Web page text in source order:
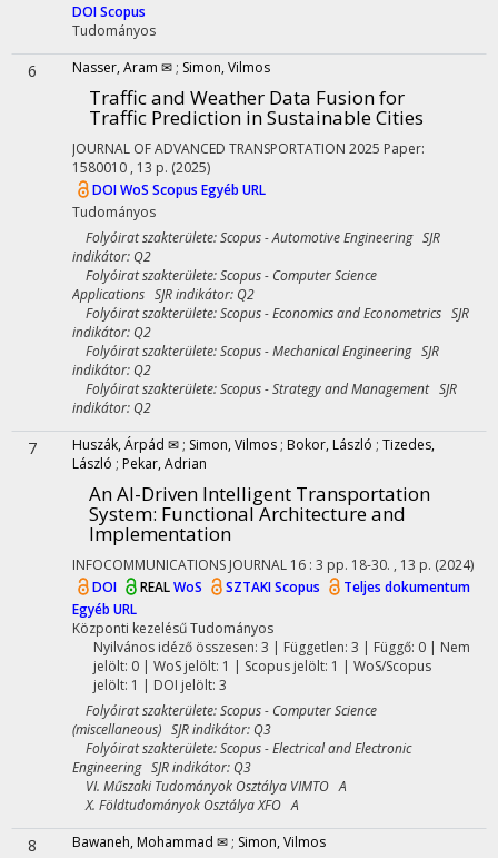
DOIScopus
Tudományos
6 Nasser, Aram ✉ ; Simon, Vilmos
Traffic and Weather Data Fusion for
Traffic Prediction in Sustainable Cities
JOURNAL OF ADVANCED TRANSPORTATION 2025 Paper:
1580010 , 13 p. (2025)
DOIWoS Scopus Egyéb URL
Tudományos
Folyóirat szakterülete: Scopus - Automotive Engineering SJR
indikátor: Q2
Folyóirat szakterülete: Scopus - Computer Science
Applications SJR indikátor: Q2
Folyóirat szakterülete: Scopus - Economics and Econometrics SJR
indikátor: Q2
Folyóirat szakterülete: Scopus - Mechanical Engineering SJR
indikátor: Q2
Folyóirat szakterülete: Scopus - Strategy and Management SJR
indikátor: Q2
7 Huszák, Árpád ✉ ; Simon, Vilmos ; Bokor, László ; Tizedes,
László ; Pekar, Adrian
An AI-Driven Intelligent Transportation
System: Functional Architecture and
Implementation
INFOCOMMUNICATIONS JOURNAL 16 : 3 pp. 18-30. , 13 p. (2024)
DOI
REALWoS SZTAKIScopus
Teljes dokumentum
Egyéb URL
Központi kezelésűTudományos
Nyilvános idéző összesen: 3 | Független: 3 | Függő: 0 | Nem
jelölt: 0 | WoS jelölt: 1 | Scopus jelölt: 1 | WoS/Scopus
jelölt: 1 | DOI jelölt: 3
Folyóirat szakterülete: Scopus - Computer Science
(miscellaneous) SJR indikátor: Q3
Folyóirat szakterülete: Scopus - Electrical and Electronic
Engineering SJR indikátor: Q3
VI. Műszaki Tudományok Osztálya VIMTO A
X. Földtudományok Osztálya XFO A
8 Bawaneh, Mohammad ✉ ; Simon, Vilmos